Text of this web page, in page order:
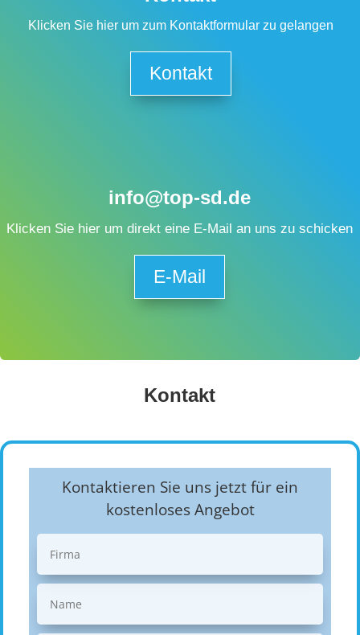
Klicken Sie hier um zum Kontaktformular zu gelangen
Kontakt
info@top-sd.de
Klicken Sie hier um direkt eine E-Mail an uns zu schicken
E-Mail
Kontakt
Kontaktieren Sie uns jetzt für ein
kostenloses Angebot